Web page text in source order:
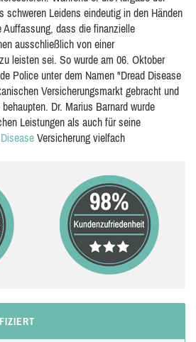
schweren Leidens eindeutig in den Händen
dass die finanzielle
ausschließlich von einer
leisten sei. So wurde am 06. Oktober
Police unter dem Namen "Dread Disease
Versicherungsmarkt gebracht und
Dr. Marius Barnard wurde
Leistungen als auch für seine
Versicherung vielfach